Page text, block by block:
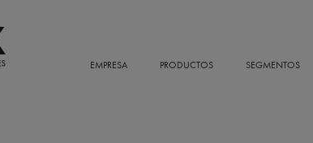
EMPRESA PRODUCTOS SEGMENTOS